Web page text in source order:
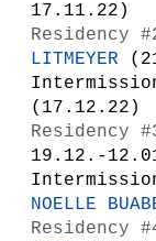
17.11.22)
Residency
LITMEYER (
( 17.12.22)
Residency
19.12.-
NOELLE
Residency